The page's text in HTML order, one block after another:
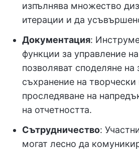
изпълнява множество
итерации и да
Документация:
функции за управление
позволяват споделяне на
съхранение на творчески
проследяване на
на отчетността.
Сътрудничество:
могат лесно да